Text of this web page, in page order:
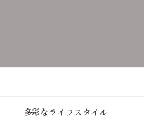
多彩なライフスタイル